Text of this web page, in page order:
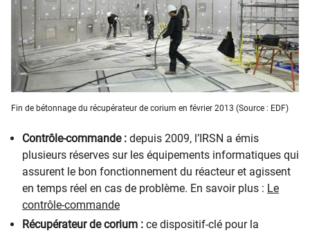
Fin de bétonnage du récupérateur de corium en février 2013 (Source : EDF)
Contrôle-commande : depuis 2009, l’IRSN a émis
plusieurs réserves sur les équipements informatiques qui
assurent le bon fonctionnement du réacteur et agissent
en temps réel en cas de problème. En savoir plus : Le
contrôle-commande
Récupérateur de corium : ce dispositif-clé pour la